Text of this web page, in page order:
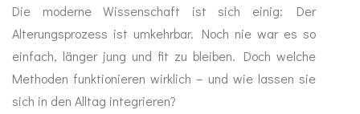
Die moderne Wissenschaft ist sich einig: Der
Alterungsprozess ist umkehrbar. Noch nie war es so
einfach, länger jung und fit zu bleiben. Doch welche
Methoden funktionieren wirklich – und wie lassen sie
sich in den Alltag integrieren?
Ayurveda
MA-Produkte